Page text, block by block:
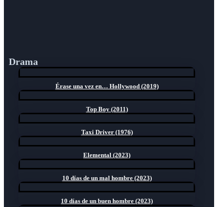
Drama
Érase una vez en… Hollywood (2019)
Top Boy (2011)
Taxi Driver (1976)
Elemental (2023)
10 días de un mal hombre (2023)
10 días de un buen hombre (2023)